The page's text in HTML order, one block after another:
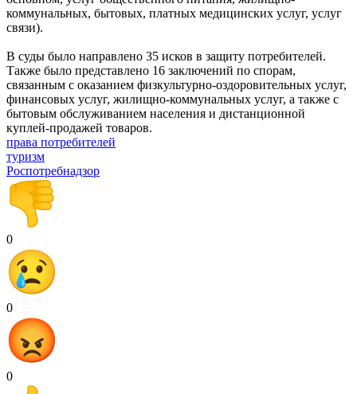
коммунальных, бытовых, платных медицинских услуг, услуг
связи).
В суды было направлено 35 исков в защиту потребителей.
Также было представлено 16 заключений по спорам,
связанным с оказанием физкультурно-оздоровительных услуг,
финансовых услуг, жилищно-коммунальных услуг, а также с
бытовым обслуживанием населения и дистанционной
куплей-продажей товаров.
права потребителей
туризм
Роспотребнадзор
0
0
0